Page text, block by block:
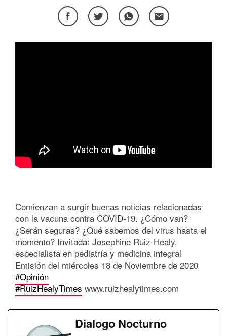
Comienzan a surgir buenas noticias relacionadas
con la vacuna contra COVID-19. ¿Cómo van?
¿Serán seguras? ¿Qué sabemos del virus hasta el
momento? Invitada: Josephine Ruiz-Healy,
especialista en pediatría y medicina integral
Emisión del miércoles 18 de Noviembre de 2020
#Opinión
#RuizHealyTimes www.ruizhealytimes.com
Dialogo Nocturno